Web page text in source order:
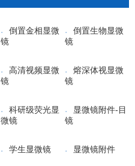
倒置金相显微
镜
倒置生物显微
镜
高清视频显微
镜
熔深体视显微
镜
科研级荧光显
微镜
显微镜附件-目
镜
学生显微镜 显微镜附件